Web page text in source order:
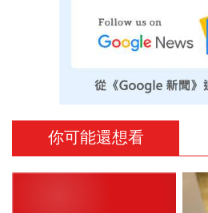
你可能還想看